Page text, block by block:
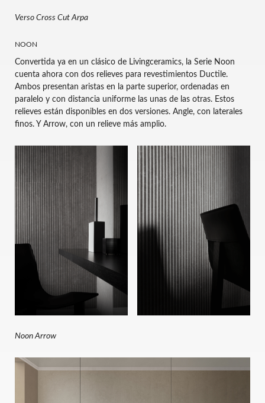
Verso Cross Cut Arpa
NOON
Convertida ya en un clásico de Livingceramics, la Serie Noon
cuenta ahora con dos relieves para revestimientos Ductile.
Ambos presentan aristas en la parte superior, ordenadas en
paralelo y con distancia uniforme las unas de las otras. Estos
relieves están disponibles en dos versiones. Angle, con laterales
finos. Y Arrow, con un relieve más amplio.
Noon Arrow